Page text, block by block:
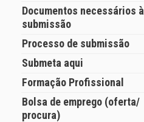
Documentos necessários à
submissão
Processo de submissão
Submeta aqui
Formação Profissional
Bolsa de emprego (oferta/
procura)